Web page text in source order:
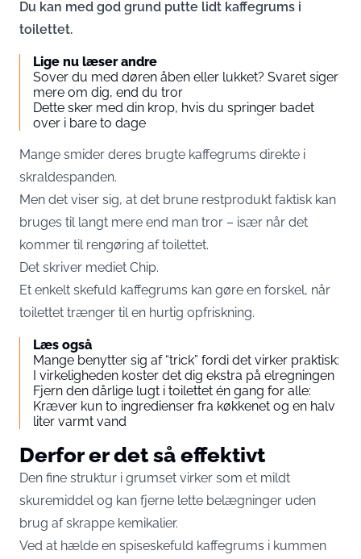
Du kan med god grund putte lidt kaffegrums i
toilettet.
Lige nu læser andre
Sover du med døren åben eller lukket? Svaret siger
mere om dig, end du tror
Dette sker med din krop, hvis du springer badet
over i bare to dage
Mange smider deres brugte kaffegrums direkte i
skraldespanden.
Men det viser sig, at det brune restprodukt faktisk kan
bruges til langt mere end man tror – især når det
kommer til rengøring af toilettet.
Det skriver mediet Chip.
Et enkelt skefuld kaffegrums kan gøre en forskel, når
toilettet trænger til en hurtig opfriskning.
Læs også
Mange benytter sig af “trick” fordi det virker praktisk:
I virkeligheden koster det dig ekstra på elregningen
Fjern den dårlige lugt i toilettet én gang for alle:
Kræver kun to ingredienser fra køkkenet og en halv
liter varmt vand
Derfor er det så effektivt
Den fine struktur i grumset virker som et mildt
skuremiddel og kan fjerne lette belægninger uden
brug af skrappe kemikalier.
Ved at hælde en spiseskefuld kaffegrums i kummen